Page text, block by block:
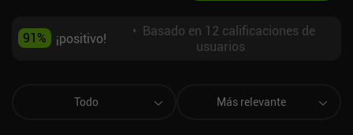
91% ¡positivo! • Basado en 12 calificaciones de
usuarios
Todo Más relevante